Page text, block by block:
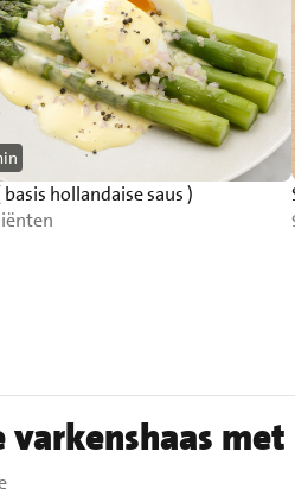
hollandaise saus )
varkenshaas